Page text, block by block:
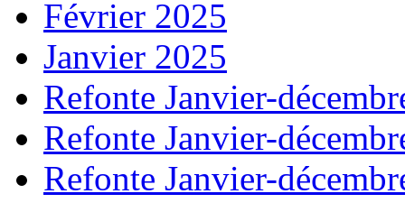
Février 2025
Janvier 2025
Refonte Janvier-
Refonte Janvier-
Refonte Janvier-